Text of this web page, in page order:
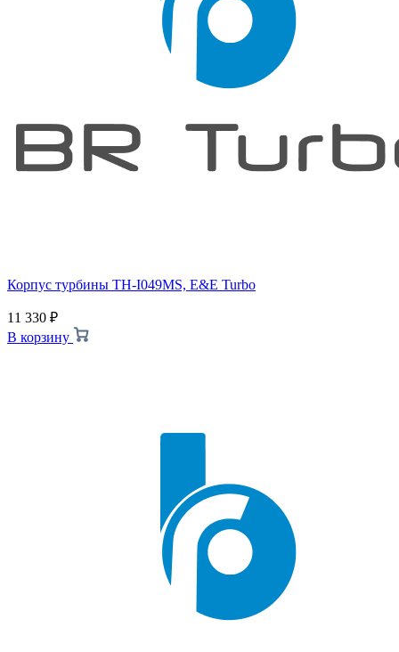
Корпус турбины TH-I049MS, E&E Turbo
11 330 ₽
В корзину